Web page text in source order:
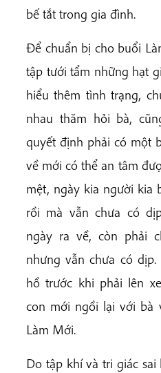
bế tắt trong gia đình.
Để chuẩn bị cho buổi
tập tưới tẩm những hạt
hiểu thêm tình trạng,
nhau thăm hỏi bà,
quyết định phải có một
về mới có thể an tâm
mệt, ngày kia người kia
rồi mà vẫn chưa có
ngày ra về, còn phải
nhưng vẫn chưa có
hồ trước khi phải lên
con mới ngồi lại với bà
Làm Mới.
Do tập khí và tri giác